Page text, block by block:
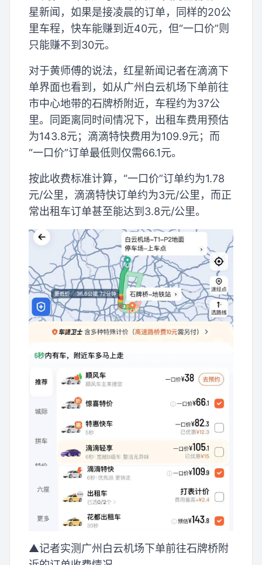
星新闻，如果是接凌晨的订单，同样的20公
里车程，快车能赚到近40元，但“一口价”则
只能赚不到30元。
对于黄师傅的说法，红星新闻记者在滴滴下
单界面也看到，如从广州白云机场下单前往
市中心地带的石牌桥附近，车程约为37公
里。同距离同时间情况下，出租车费用预估
为143.8元；滴滴特快费用为109.9元；而
“一口价”订单最低则仅需66.1元。
按此收费标准计算，“一口价”订单约为1.78
元/公里，滴滴特快订单约为3元/公里，而正
常出租车订单甚至能达到3.8元/公里。
▲记者实测广州白云机场下单前往石牌桥附